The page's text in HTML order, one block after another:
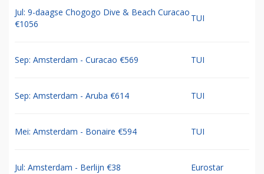
Jul: 9-daagse Chogogo Dive & Beach Curacao
€1056
TUI
Sep: Amsterdam - Curacao €569 TUI
Sep: Amsterdam - Aruba €614 TUI
Mei: Amsterdam - Bonaire €594 TUI
Jul: Amsterdam - Berlijn €38 Eurostar